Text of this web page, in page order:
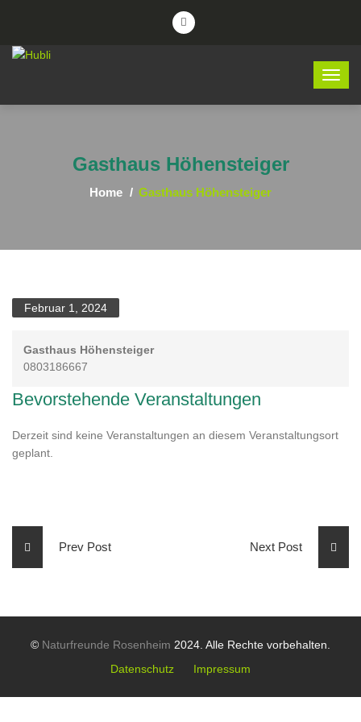
Gasthaus Höhensteiger
Home Gasthaus Höhensteiger
Februar 1, 2024
Gasthaus Höhensteiger
0803186667
Bevorstehende Veranstaltungen
Derzeit sind keine Veranstaltungen an diesem Veranstaltungsort
geplant.
Prev Post Next Post
© Naturfreunde Rosenheim 2024. Alle Rechte vorbehalten.
Datenschutz
Impressum